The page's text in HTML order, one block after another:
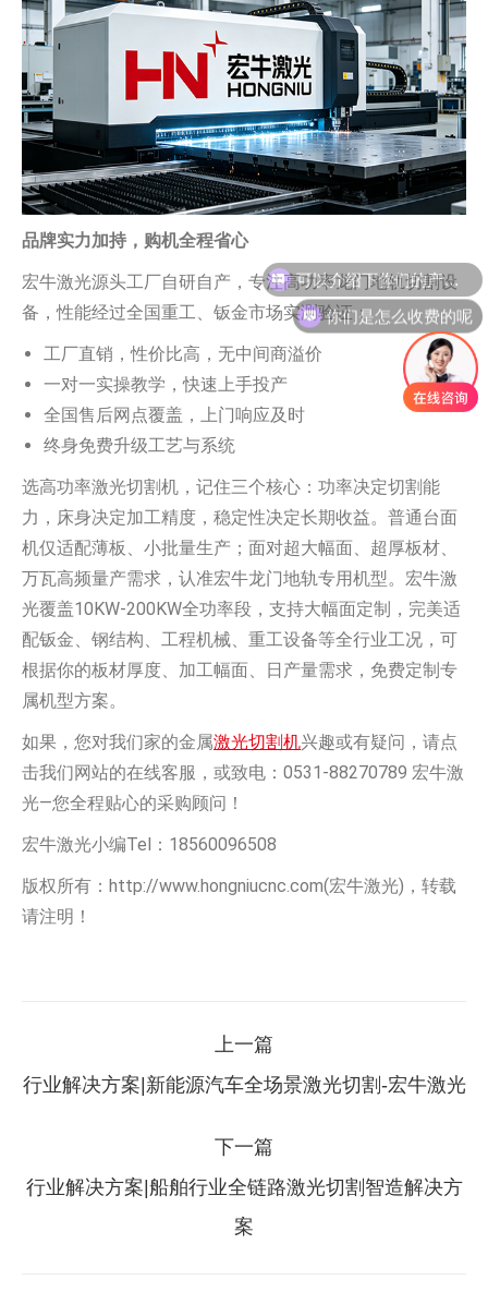
品牌实力加持，购机全程省心
宏牛激光源头工厂自研自产，专注高功率龙门地轨切割设
备，性能经过全国重工、钣金市场实测验证：
工厂直销，性价比高，无中间商溢价
一对一实操教学，快速上手投产
全国售后网点覆盖，上门响应及时
终身免费升级工艺与系统
选高功率激光切割机，记住三个核心：功率决定切割能
力，床身决定加工精度，稳定性决定长期收益。普通台面
机仅适配薄板、小批量生产；面对超大幅面、超厚板材、
万瓦高频量产需求，认准宏牛龙门地轨专用机型。宏牛激
光覆盖10KW-200KW全功率段，支持大幅面定制，完美适
配钣金、钢结构、工程机械、重工设备等全行业工况，可
根据你的板材厚度、加工幅面、日产量需求，免费定制专
属机型方案。
如果，您对我们家的金属激光切割机兴趣或有疑问，请点
击我们网站的在线客服，或致电：0531-88270789 宏牛激
光—您全程贴心的采购顾问！
宏牛激光小编Tel：18560096508
版权所有：http://www.hongniucnc.com(宏牛激光)，转载
请注明！
章
航
上一篇
上
篇：
行业解决方案|新能源汽车全场景激光切割-宏牛激光
下一篇
下
一
行业解决方案|船舶行业全链路激光切割智造解决方
案
可以介绍下你们的产品么
你们是怎么收费的呢